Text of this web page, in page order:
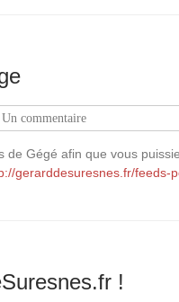
Un commentaire
de Gégé afin que vous
gerarddesuresnes.fr/feeds-
!